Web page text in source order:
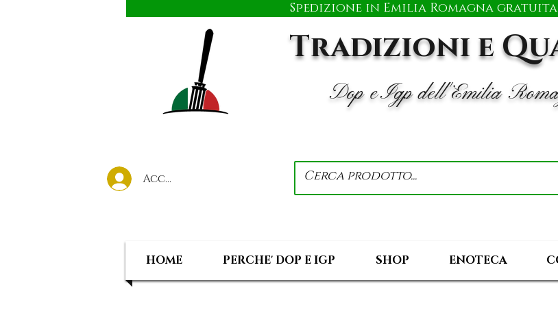
Spedizione in Emilia Romagna gratuita
Tradizioni e
Dop e Igp dell'Emilia
Accedi al tuo account
HOME PERCHE' DOP E IGP SHOP ENOTECA